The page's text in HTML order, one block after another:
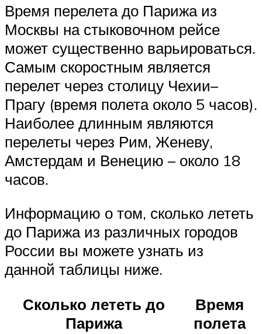
Время перелета до Парижа из
Москвы на стыковочном рейсе
может существенно варьироваться.
Самым скоростным является
перелет через столицу Чехии–
Прагу (время полета около 5 часов).
Наиболее длинным являются
перелеты через Рим, Женеву,
Амстердам и Венецию – около 18
часов.
Информацию о том, сколько лететь
до Парижа из различных городов
России вы можете узнать из
данной таблицы ниже.
Сколько лететь до
Парижа
Время
полета